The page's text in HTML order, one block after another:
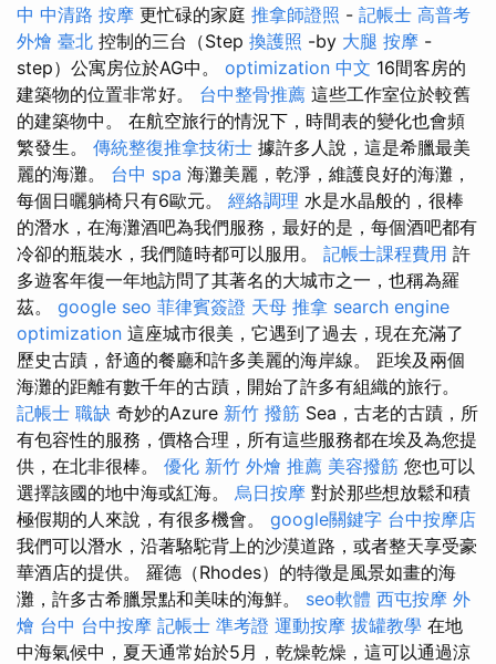
中 中清路 按摩 更忙碌的家庭 推拿師證照 - 記帳士 高普考
外燴 臺北 控制的三台（Step 換護照 -by 大腿 按摩 -
step）公寓房位於AG中。 optimization 中文 16間客房的
建築物的位置非常好。 台中整骨推薦 這些工作室位於較舊
的建築物中。 在航空旅行的情況下，時間表的變化也會頻
繁發生。 傳統整復推拿技術士 據許多人說，這是希臘最美
麗的海灘。 台中 spa 海灘美麗，乾淨，維護良好的海灘，
每個日曬躺椅只有6歐元。 經絡調理 水是水晶般的，很棒
的潛水，在海灘酒吧為我們服務，最好的是，每個酒吧都有
冷卻的瓶裝水，我們隨時都可以服用。 記帳士課程費用 許
多遊客年復一年地訪問了其著名的大城市之一，也稱為羅
茲。 google seo 菲律賓簽證 天母 推拿 search engine
optimization 這座城市很美，它遇到了過去，現在充滿了
歷史古蹟，舒適的餐廳和許多美麗的海岸線。 距埃及兩個
海灘的距離有數千年的古蹟，開始了許多有組織的旅行。
記帳士 職缺 奇妙的Azure 新竹 撥筋 Sea，古老的古蹟，所
有包容性的服務，價格合理，所有這些服務都在埃及為您提
供，在北非很棒。 優化 新竹 外燴 推薦 美容撥筋 您也可以
選擇該國的地中海或紅海。 烏日按摩 對於那些想放鬆和積
極假期的人來說，有很多機會。 google關鍵字 台中按摩店
我們可以潛水，沿著駱駝背上的沙漠道路，或者整天享受豪
華酒店的提供。 羅德（Rhodes）的特徵是風景如畫的海
灘，許多古希臘景點和美味的海鮮。 seo軟體 西屯按摩 外
燴 台中 台中按摩 記帳士 準考證 運動按摩 拔罐教學 在地
中海氣候中，夏天通常始於5月，乾燥乾燥，這可以通過涼